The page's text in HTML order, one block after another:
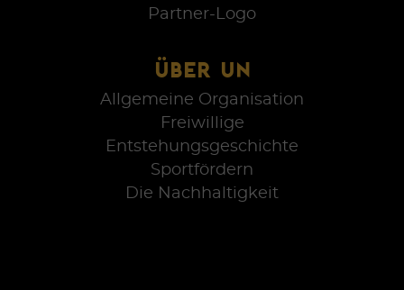
Partner-Logo
ÜBER UN
Allgemeine Organisation
Freiwillige
Entstehungsgeschichte
Sportfördern
Die Nachhaltigkeit